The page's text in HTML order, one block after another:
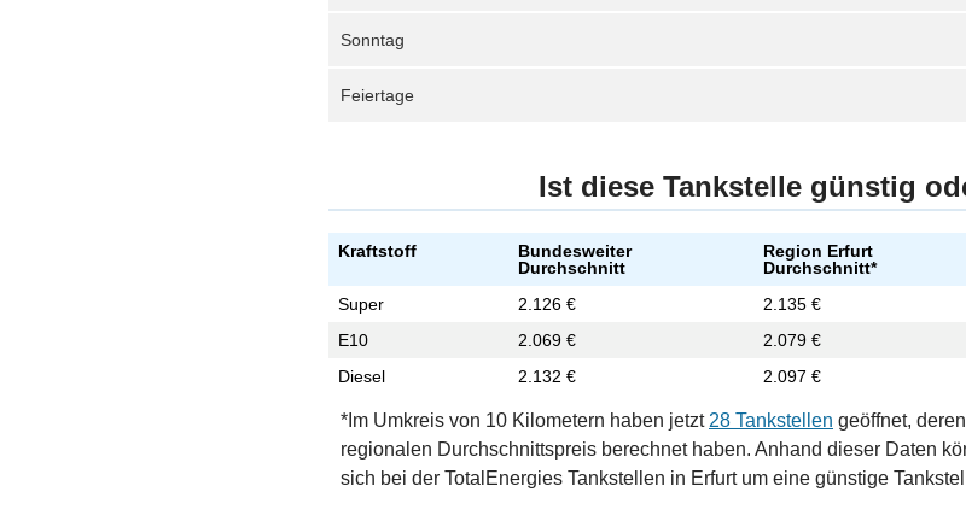
Sonntag
Feiertage
Ist diese Tankstelle günstig
Kraftstoff
Bundesweiter
Durchschnitt
Region Erfurt
Durchschnitt*
Super
2.126 € 2.135 €
E10
2.069 € 2.079 €
Diesel
2.132 € 2.097 €
*Im Umkreis von 10 Kilometern haben jetzt 28 Tankstellen geöffnet,
regionalen Durchschnittspreis berechnet haben. Anhand dieser Daten
sich bei der TotalEnergies Tankstellen in Erfurt um eine günstige